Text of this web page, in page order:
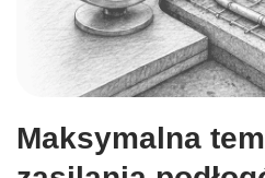
Maksymalna